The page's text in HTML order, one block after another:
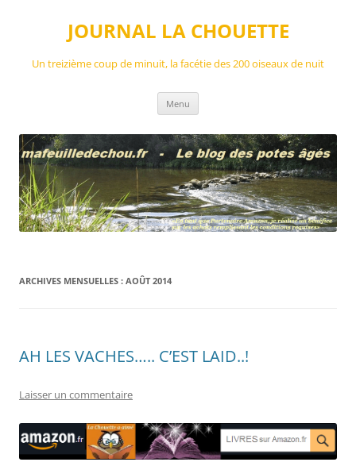
JOURNAL LA CHOUETTE
Un treizième coup de minuit, la facétie des 200 oiseaux de nuit
Menu
ARCHIVES MENSUELLES : AOÛT 2014
AH LES VACHES….. C’EST LAID..!
Laisser un commentaire